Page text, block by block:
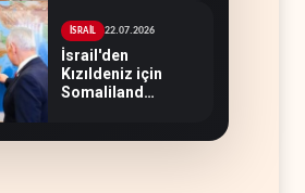
İSRAİL 22.07.2026
İsrail'den
Kızıldeniz için
Somaliland